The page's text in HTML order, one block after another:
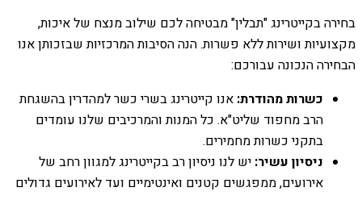
בחירה בקייטרינג "תבלין" מבטיחה לכם שילוב מנצח של איכות,
מקצועיות ושירות ללא פשרות. הנה הסיבות המרכזיות שבזכותן אנו
הבחירה הנכונה עבורכם:
כשרות מהודרת: אנו קייטרינג בשרי כשר למהדרין בהשגחת
הרב מחפוד שליט"א. כל המנות והמרכיבים שלנו עומדים
בתקני כשרות מחמירים.
ניסיון עשיר: יש לנו ניסיון רב בקייטרינג למגוון רחב של
אירועים, ממפגשים קטנים ואינטימיים ועד לאירועים גדולים